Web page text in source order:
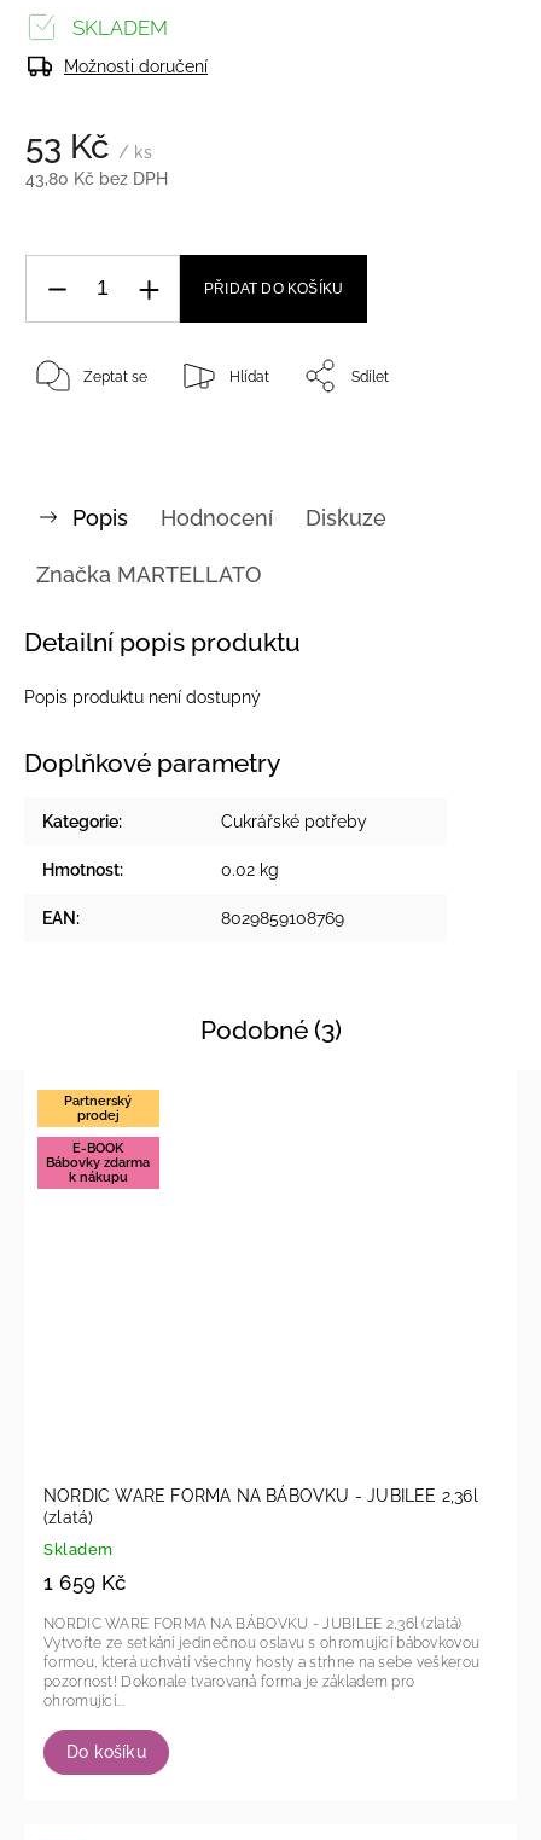
53 Kč / ks
43,80 Kč bez DPH
SKLADEM
Možnosti doručení
PŘIDAT DO KOŠÍKU
Zeptat se Hlídat Sdílet
Popis Hodnocení Diskuze
Značka MARTELLATO
Detailní popis produktu
Popis produktu není dostupný
Doplňkové parametry
Kategorie: Cukrářské potřeby
Hmotnost: 0.02 kg
EAN: 8029859108769
Podobné (3)
Partnerský
prodej
E-BOOK
Bábovky zdarma
k nákupu
NORDIC WARE FORMA NA BÁBOVKU - JUBILEE 2,36l
(zlatá)
Skladem
1 659 Kč
Do košíku
NORDIC WARE FORMA NA BÁBOVKU - JUBILEE 2,36l (zlatá)
Vytvořte ze setkání jedinečnou oslavu s ohromující bábovkovou
formou, která uchvátí všechny hosty a strhne na sebe veškerou
pozornost! Dokonale tvarovaná forma je základem pro
ohromující...